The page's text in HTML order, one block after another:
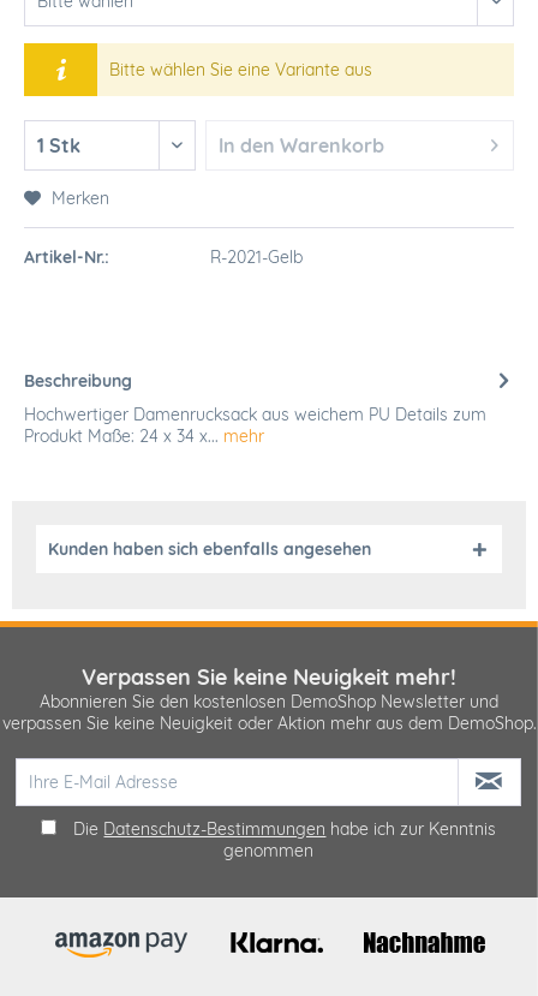
Bitte wählen Sie eine Variante aus
In den Warenkorb
Merken
Artikel-Nr.: R-2021-Gelb
Beschreibung
Hochwertiger Damenrucksack aus weichem PU Details zum
Produkt Maße: 24 x 34 x... mehr
Kunden haben sich ebenfalls angesehen
Verpassen Sie keine Neuigkeit mehr!
Abonnieren Sie den kostenlosen DemoShop Newsletter und
verpassen Sie keine Neuigkeit oder Aktion mehr aus dem DemoShop.
Die Datenschutz-Bestimmungen habe ich zur Kenntnis
genommen